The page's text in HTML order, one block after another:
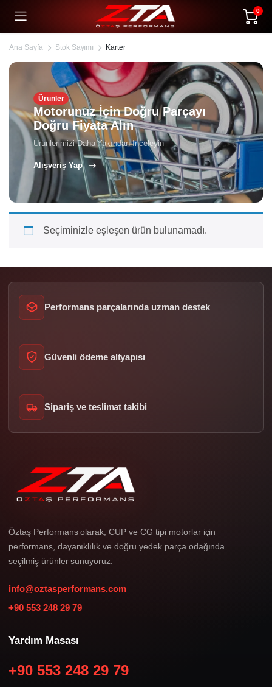
0
Ana Sayfa Stok Sayımı Karter
Ürünler
Motorunuz İçin Doğru Parçayı
Doğru Fiyata Alın
Ürünlerimizi Daha Yakından İnceleyin
Alışveriş Yap
Seçiminizle eşleşen ürün bulunamadı.
Performans parçalarında uzman destek
Güvenli ödeme altyapısı
Sipariş ve teslimat takibi
Öztaş Performans olarak, CUP ve CG tipi motorlar için
performans, dayanıklılık ve doğru yedek parça odağında
seçilmiş ürünler sunuyoruz.
info@oztasperformans.com
+90 553 248 29 79
Yardım Masası
+90 553 248 29 79